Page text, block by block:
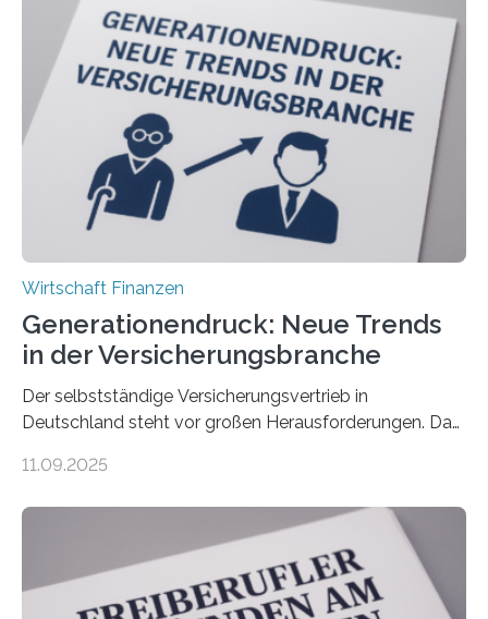
Wirtschaft Finanzen
Generationendruck: Neue Trends
in der Versicherungsbranche
Der selbstständige Versicherungsvertrieb in
Deutschland steht vor großen Herausforderungen. Das
Dr. Matthias Beenken und Prof. Dr. Lukas Linnenbrink
Bundesverbands Deutscher Versicherungskaufleute e.V.
durchgeführt haben. Die Studie basiert auf den
Antworten von 1.440 selbstständigen
Versicherungsvertreter*innen und -makler*innen. Ein
11.09.2025